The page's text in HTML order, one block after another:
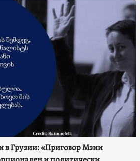
в Грузии: «Приговор Мзии